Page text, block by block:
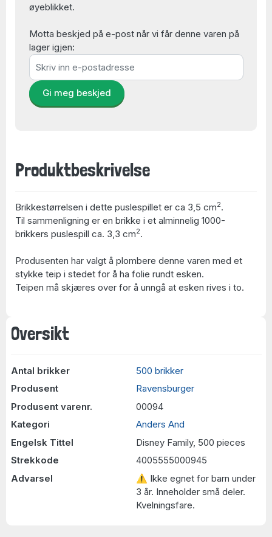
Oversikt
Antal brikker
500 brikker
Produsent
Ravensburger
Produsent varenr.
00094
Kategori
Anders And
Engelsk Tittel
Disney Family, 500 pieces
Strekkode
4005555000945
Advarsel
⚠ Ikke egnet for barn under
3 år. Inneholder små deler.
Kvelningsfare.
øyeblikket.
Motta beskjed på e-post når vi får denne varen på
lager igjen:
Gi meg beskjed
Produktbeskrivelse
Brikkestørrelsen i dette puslespillet er ca 3,5 cm2.
Til sammenligning er en brikke i et alminnelig 1000-
brikkers puslespill ca. 3,3 cm2.
Produsenten har valgt å plombere denne varen med et
stykke teip i stedet for å ha folie rundt esken.
Teipen må skjæres over for å unngå at esken rives i to.